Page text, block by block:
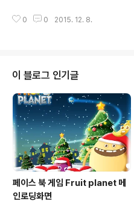
0 0 2015. 12. 8.
이 블로그 인기글
페이스 북 게임 Fruit planet 메
인로딩화면